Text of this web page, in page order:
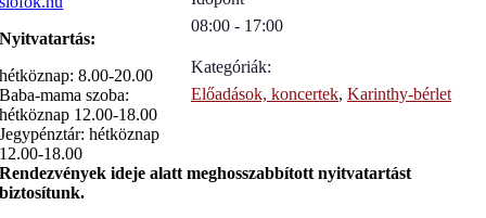
08:00 - 17:00
Kategóriák:
Előadások, koncertek, Karinthy-bérlet
Nyitvatartás:
hétköznap: 8.00-20.00
Baba-mama szoba:
hétköznap 12.00-18.00
Jegypénztár: hétköznap
12.00-18.00
Rendezvények ideje alatt meghosszabbított nyitvatartást
biztosítunk.